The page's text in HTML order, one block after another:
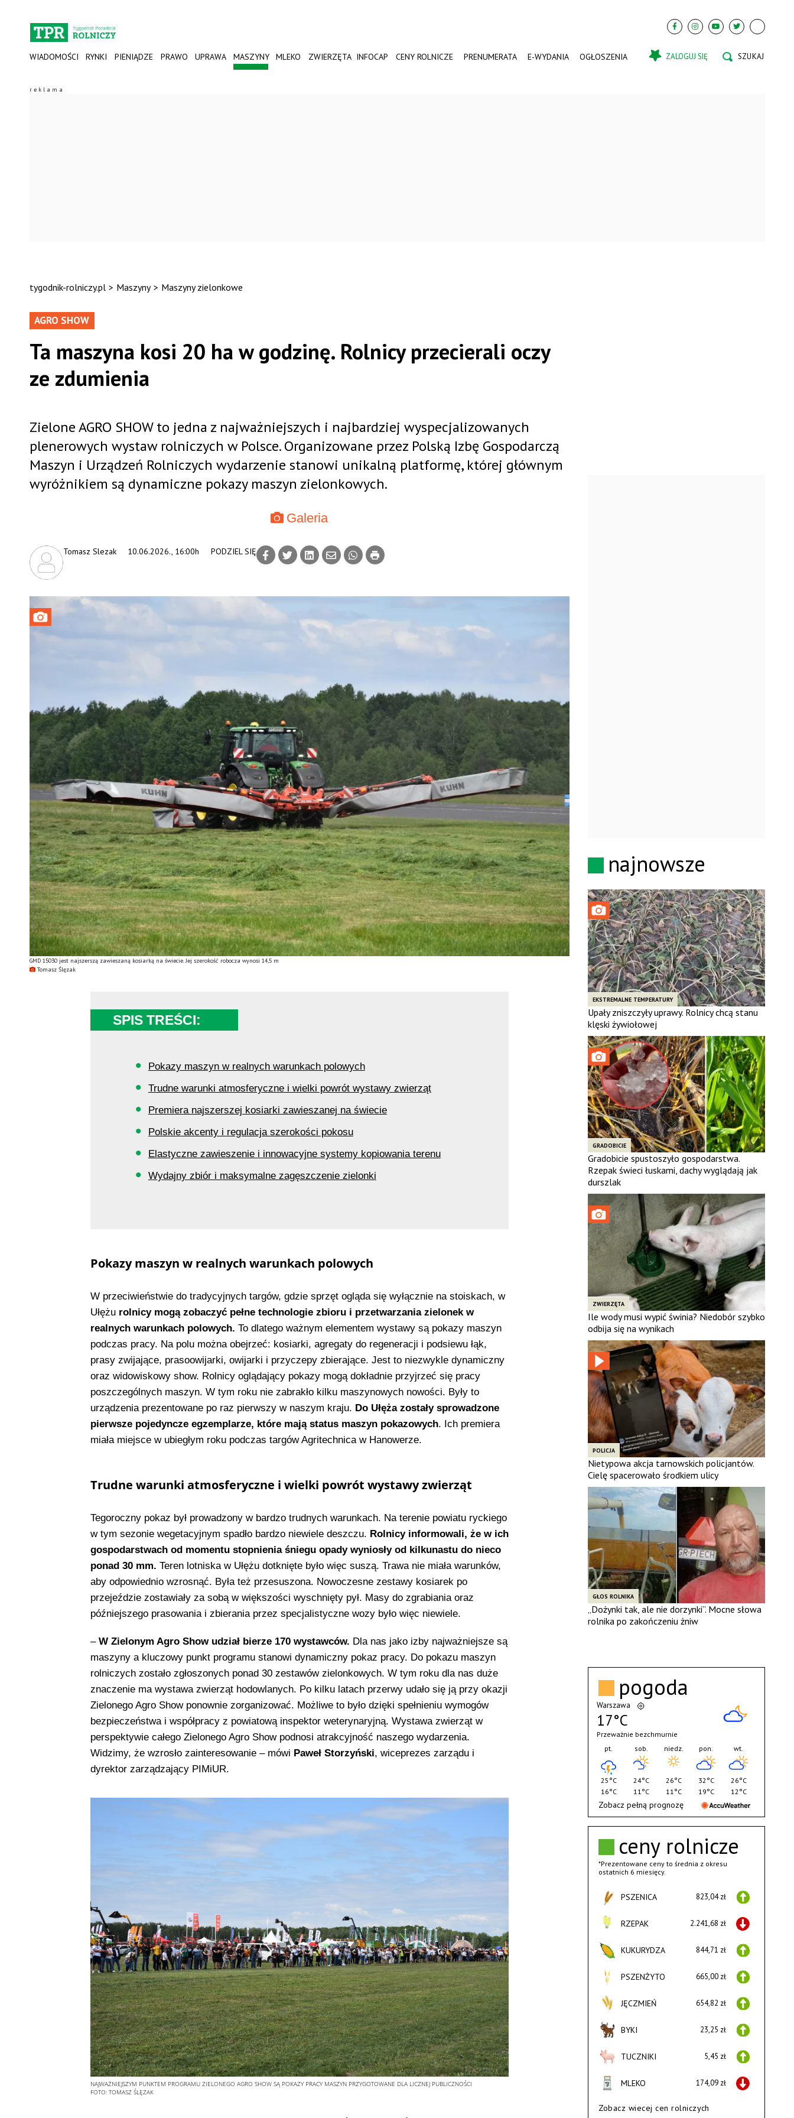
WIADOMOŚCI RYNKI PIENIĄDZE PRAWO UPRAWA MASZYNY MLEKO ZWIERZĘTA INFOCAP CENY ROLNICZE PRENUMERATA E-WYDANIA OGŁOSZENIA ZALOGUJ SIĘ
tygodnik-rolniczy.pl > Maszyny > Maszyny zielonkowe
GMD 15030 jest najszerszą zawieszaną kosiarką na świecie. Jej szerokość robocza wynosi 14,5 m
Tomasz Ślęzak
AGRO SHOW
Ta maszyna kosi 20 ha w godzinę. Rolnicy przecierali oczy
ze zdumienia
10.06.2026., 16:00h
Tomasz Slezak PODZIEL SIĘ
Zielone AGRO SHOW to jedna z najważniejszych i najbardziej wyspecjalizowanych
plenerowych wystaw rolniczych w Polsce. Organizowane przez Polską Izbę Gospodarczą
Maszyn i Urządzeń Rolniczych wydarzenie stanowi unikalną platformę, której głównym
wyróżnikiem są dynamiczne pokazy maszyn zielonkowych.
Galeria
SPIS TREŚCI:
Pokazy maszyn w realnych warunkach polowych
Trudne warunki atmosferyczne i wielki powrót wystawy zwierząt
Premiera najszerszej kosiarki zawieszanej na świecie
Polskie akcenty i regulacja szerokości pokosu
Elastyczne zawieszenie i innowacyjne systemy kopiowania terenu
Wydajny zbiór i maksymalne zagęszczenie zielonki
Pokazy maszyn w realnych warunkach polowych
W przeciwieństwie do tradycyjnych targów, gdzie sprzęt ogląda się wyłącznie na stoiskach, w
Ułężu rolnicy mogą zobaczyć pełne technologie zbioru i przetwarzania zielonek w
realnych warunkach polowych. To dlatego ważnym elementem wystawy są pokazy maszyn
podczas pracy. Na polu można obejrzeć: kosiarki, agregaty do regeneracji i podsiewu łąk,
prasy zwijające, prasoowijarki, owijarki i przyczepy zbierające. Jest to niezwykle dynamiczny
oraz widowiskowy show. Rolnicy oglądający pokazy mogą dokładnie przyjrzeć się pracy
poszczególnych maszyn. W tym roku nie zabrakło kilku maszynowych nowości. Były to
urządzenia prezentowane po raz pierwszy w naszym kraju. Do Ułęża zostały sprowadzone
pierwsze pojedyncze egzemplarze, które mają status maszyn pokazowych. Ich premiera
miała miejsce w ubiegłym roku podczas targów Agritechnica w Hanowerze.
Trudne warunki atmosferyczne i wielki powrót wystawy zwierząt
Tegoroczny pokaz był prowadzony w bardzo trudnych warunkach. Na terenie powiatu ryckiego
w tym sezonie wegetacyjnym spadło bardzo niewiele deszczu. Rolnicy informowali, że w ich
gospodarstwach od momentu stopnienia śniegu opady wyniosły od kilkunastu do nieco
ponad 30 mm. Teren lotniska w Ułężu dotknięte było więc suszą. Trawa nie miała warunków,
aby odpowiednio wzrosnąć. Była też przesuszona. Nowoczesne zestawy kosiarek po
przejeździe zostawiały za sobą w większości wyschnięty pył. Masy do zgrabiania oraz
późniejszego prasowania i zbierania przez specjalistyczne wozy było więc niewiele.
– W Zielonym Agro Show udział bierze 170 wystawców. Dla nas jako izby najważniejsze są
maszyny a kluczowy punkt programu stanowi dynamiczny pokaz pracy. Do pokazu maszyn
rolniczych zostało zgłoszonych ponad 30 zestawów zielonkowych. W tym roku dla nas duże
znaczenie ma wystawa zwierząt hodowlanych. Po kilku latach przerwy udało się ją przy okazji
Zielonego Agro Show ponownie zorganizować. Możliwe to było dzięki spełnieniu wymogów
bezpieczeństwa i współpracy z powiatową inspektor weterynaryjną. Wystawa zwierząt w
perspektywie całego Zielonego Agro Show podnosi atrakcyjność naszego wydarzenia.
Widzimy, że wzrosło zainteresowanie – mówi Paweł Storzyński, wiceprezes zarządu i
dyrektor zarządzający PIMiUR.
NAJWAŻNIEJSZYM PUNKTEM PROGRAMU ZIELONEGO AGRO SHOW SĄ POKAZY PRACY MASZYN PRZYGOTOWANE DLA LICZNEJ PUBLICZNOŚCI
FOTO: TOMASZ ŚLĘZAK
najnowsze
EKSTREMALNE TEMPERATURY
Upały zniszczyły uprawy. Rolnicy chcą stanu
klęski żywiołowej
GRADOBICIE
Gradobicie spustoszyło gospodarstwa.
Rzepak świeci łuskami, dachy wyglądają jak
durszlak
ZWIERZĘTA
Ile wody musi wypić świnia? Niedobór szybko
odbija się na wynikach
POLICJA
Nietypowa akcja tarnowskich policjantów.
Cielę spacerowało środkiem ulicy
GŁOS ROLNIKA
„Dożynki tak, ale nie dorzynki”. Mocne słowa
rolnika po zakończeniu żniw
ceny rolnicze
*Prezentowane ceny to średnia z okresu
ostatnich 6 miesięcy.
PSZENICA 823,04 zł
RZEPAK 2.241,68 zł
KUKURYDZA 844,71 zł
PSZENŻYTO 665,00 zł
JĘCZMIEŃ 654,82 zł
BYKI 23,25 zł
TUCZNIKI 5,45 zł
MLEKO 174,09 zł
Zobacz wiecej cen rolniczych
pogoda
Warszawa
17°C
Przeważnie bezchmurnie
pt.
25°C
16°C
sob.
24°C
11°C
niedz.
26°C
11°C
pon.
32°C
19°C
wt.
26°C
12°C
Zobacz pełną prognozę